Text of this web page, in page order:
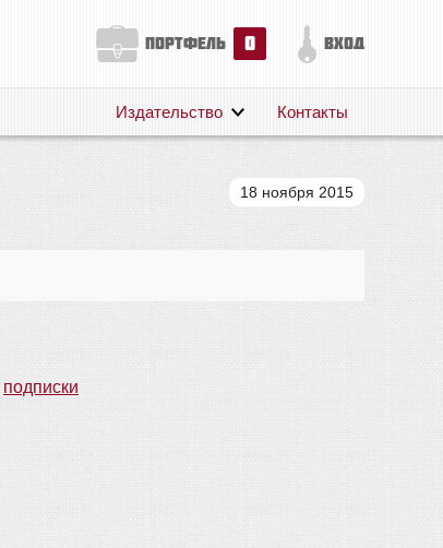
портфель 0 вход
Публикации
Издательство Контакты
18 ноября 2015
подписки